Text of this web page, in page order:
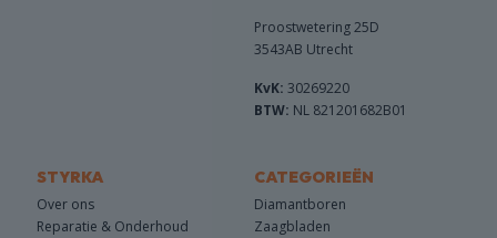
Proostwetering 25D
3543AB Utrecht
KvK: 30269220
BTW: NL 821201682B01
STYRKA
Over ons
Reparatie & Onderhoud
CATEGORIEËN
Diamantboren
Zaagbladen